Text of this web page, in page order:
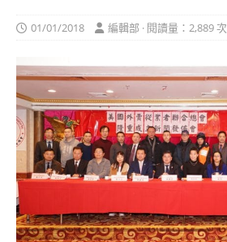
01/01/2018 編輯部 · 閱讀量：2,889 次